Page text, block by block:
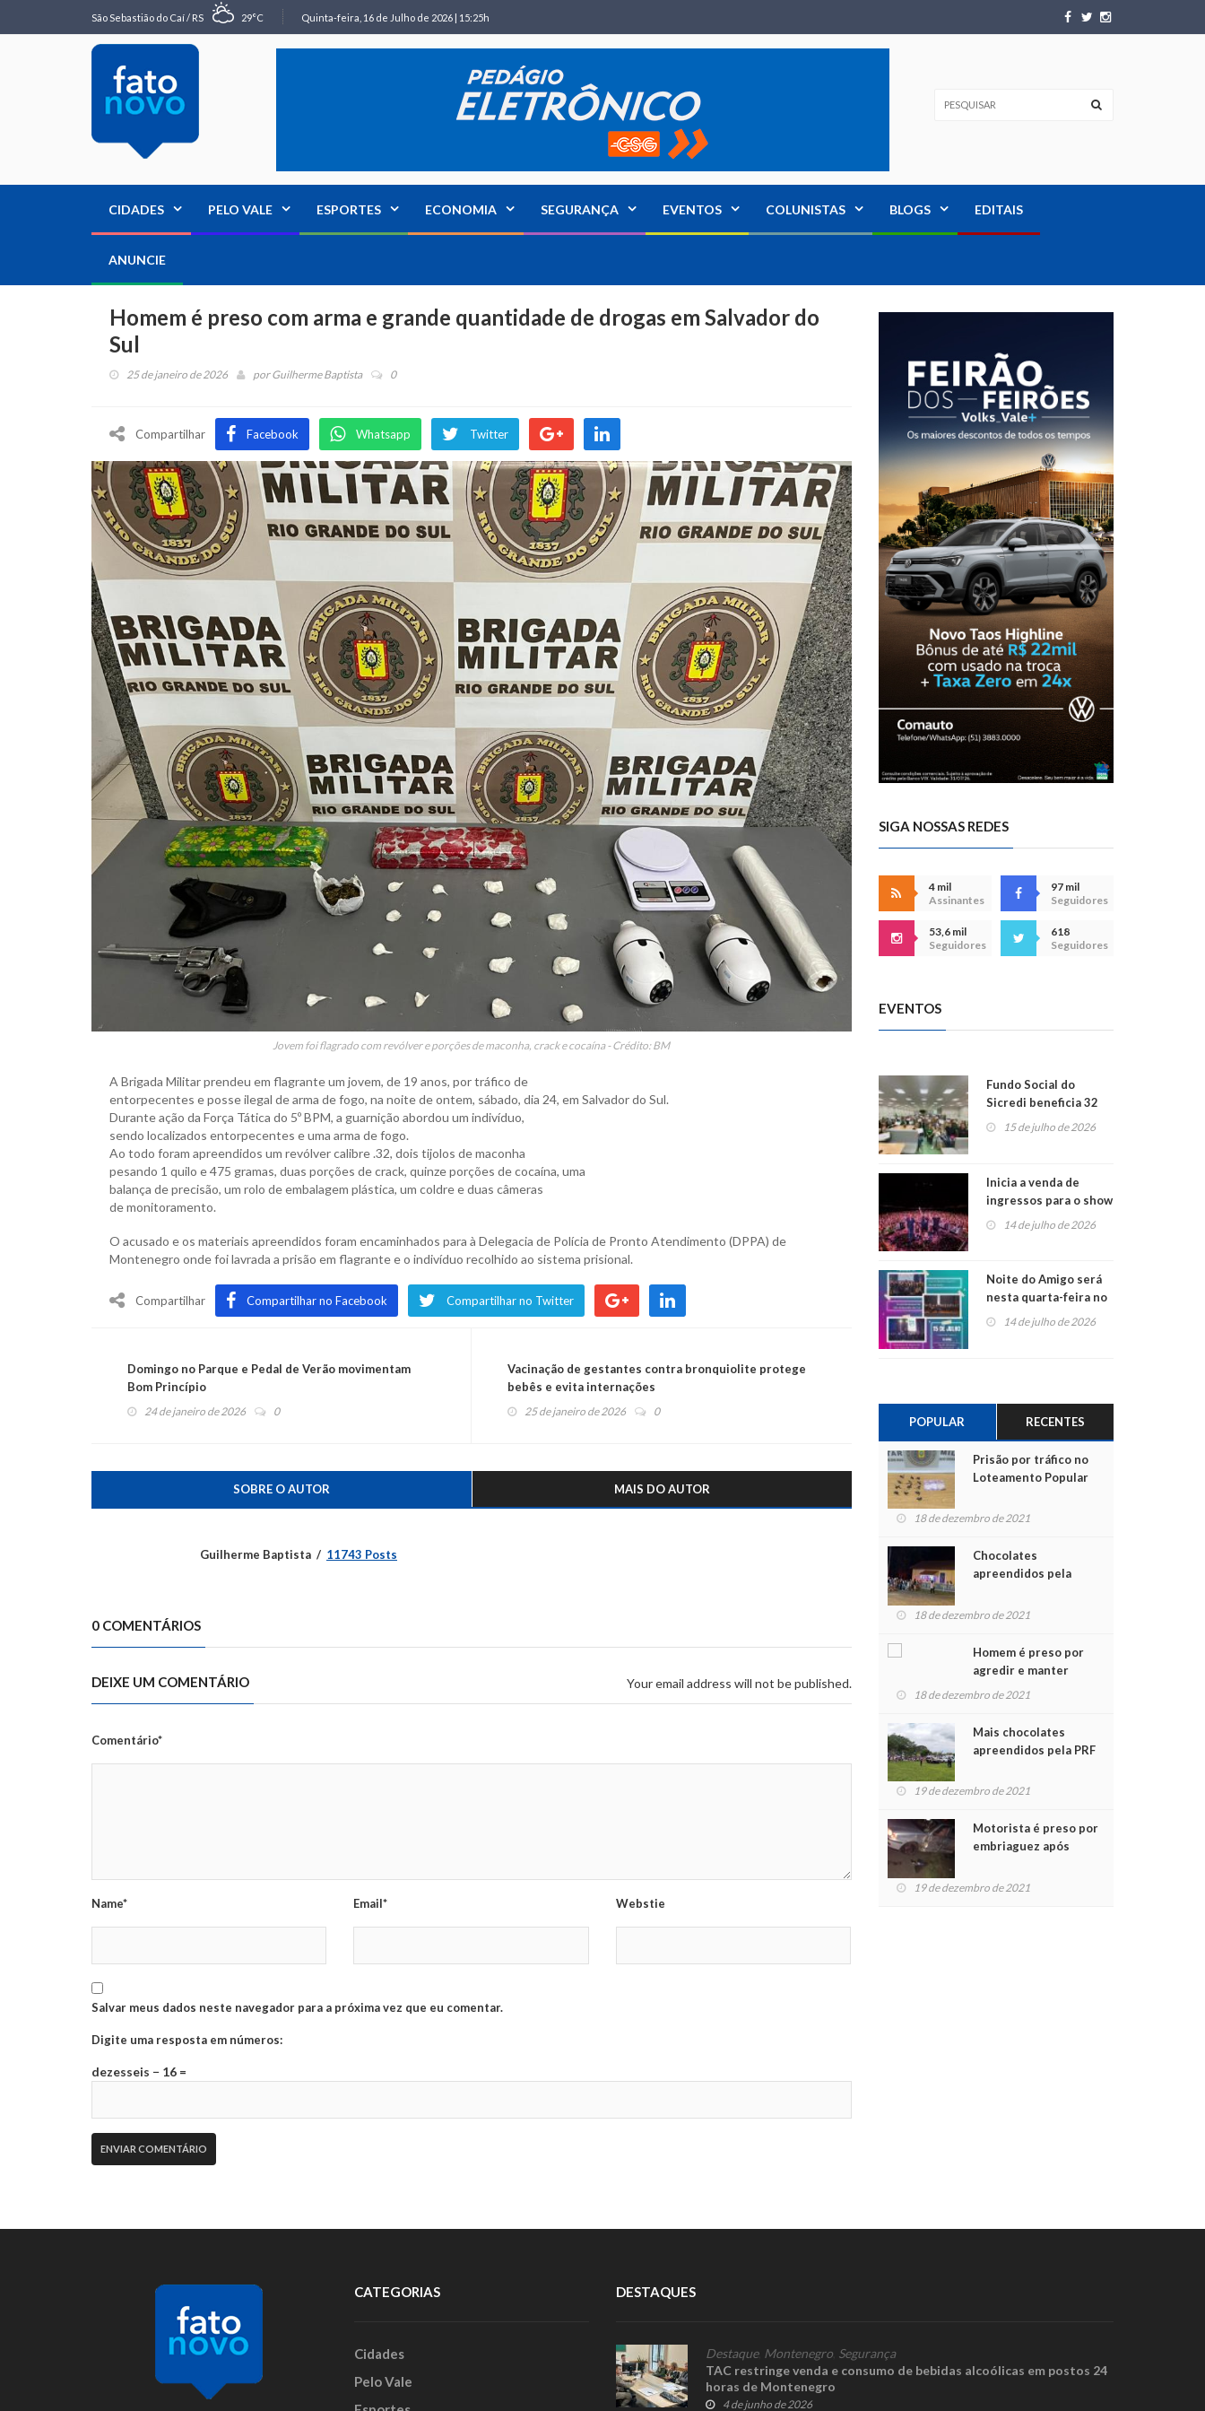
São Sebastião do Caí / RS 29°C Quinta-feira, 16 de Julho de 2026 | 15:25h
CIDADES PELO VALE ESPORTES ECONOMIA SEGURANÇA EVENTOS COLUNISTAS BLOGS EDITAIS
ANUNCIE
Homem é preso com arma e grande quantidade de drogas em Salvador do
Sul
25 de janeiro de 2026 porGuilherme Baptista 0
Compartilhar Facebook Whatsapp Twitter
Jovem foi flagrado com revólver e porções de maconha, crack e cocaína - Crédito: BM
A Brigada Militar prendeu em flagrante um jovem, de 19 anos, por tráfico de
entorpecentes e posse ilegal de arma de fogo, na noite de ontem, sábado, dia 24, em Salvador do Sul.
Durante ação da Força Tática do 5º BPM, a guarnição abordou um indivíduo,
sendo localizados entorpecentes e uma arma de fogo.
Ao todo foram apreendidos um revólver calibre .32, dois tijolos de maconha
pesando 1 quilo e 475 gramas, duas porções de crack, quinze porções de cocaína, uma
balança de precisão, um rolo de embalagem plástica, um coldre e duas câmeras
de monitoramento.
O acusado e os materiais apreendidos foram encaminhados para à Delegacia de Polícia de Pronto Atendimento (DPPA) de
Montenegro onde foi lavrada a prisão em flagrante e o indivíduo recolhido ao sistema prisional.
Compartilhar Compartilhar no Facebook Compartilhar no Twitter
Domingo no Parque e Pedal de Verão movimentam
Bom Princípio
24 de janeiro de 2026 0
Vacinação de gestantes contra bronquiolite protege
bebês e evita internações
25 de janeiro de 2026 0
SOBRE O AUTOR MAIS DO AUTOR
Guilherme Baptista 11743 Posts
0 COMENTÁRIOS
DEIXE UM COMENTÁRIO Your email address will not be published.
Comentário*
Name* Email* Webstie
Salvar meus dados neste navegador para a próxima vez que eu comentar.
Digite uma resposta em números:
dezesseis − 16 =
SIGA NOSSAS REDES
4 mil
Assinantes
97 mil
Seguidores
53,6 mil
Seguidores
618
Seguidores
EVENTOS
Fundo Social do
Sicredi beneficia 32
projetos em
15 de julho de 2026
Inicia a venda de
ingressos para o show
do Jota Quest nos 45
anos da Sicredi Ouro
14 de julho de 2026
Noite do Amigo será
nesta quarta-feira no
Centro de Cultura de
14 de julho de 2026
POPULAR RECENTES
Prisão por tráfico no
Loteamento Popular
18 de dezembro de 2021
Chocolates
apreendidos pela
para crianças na
18 de dezembro de 2021
Homem é preso por
agredir e manter
mulher em cárcere
18 de dezembro de 2021
Mais chocolates
apreendidos pela PRF
crianças no Natal
19 de dezembro de 2021
Motorista é preso por
embriaguez após
feridos
19 de dezembro de 2021
CATEGORIAS
Cidades
Pelo Vale
DESTAQUES
Destaque, Montenegro Segurança
TAC restringe venda e consumo de bebidas alcoólicas em postos 24
horas de Montenegro
4 de junho de 2026